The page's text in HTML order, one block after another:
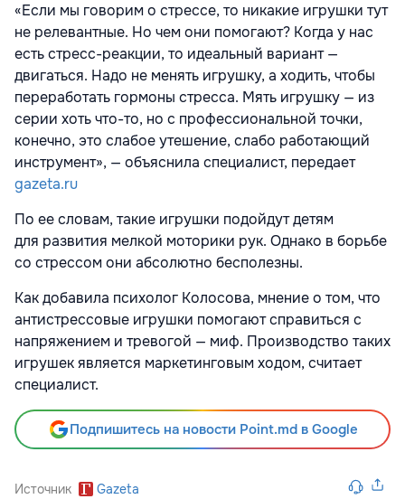
«Если мы говорим о стрессе, то никакие игрушки тут
не релевантные. Но чем они помогают? Когда у нас
есть стресс-реакции, то идеальный вариант —
двигаться. Надо не менять игрушку, а ходить, чтобы
переработать гормоны стресса. Мять игрушку — из
серии хоть что-то, но с профессиональной точки,
конечно, это слабое утешение, слабо работающий
инструмент», — объяснила специалист, передает
gazeta.ru
По ее словам, такие игрушки подойдут детям
для развития мелкой моторики рук. Однако в борьбе
со стрессом они абсолютно бесполезны.
Как добавила психолог Колосова, мнение о том, что
антистрессовые игрушки помогают справиться с
напряжением и тревогой — миф. Производство таких
игрушек является маркетинговым ходом, считает
специалист.
Подпишитесь на новости Point.md в Google
Источник Gazeta